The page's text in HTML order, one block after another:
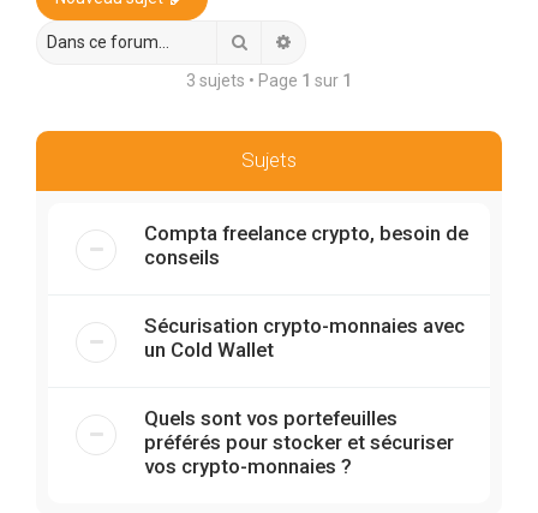
r
Rechercher
3 sujets • Page 1 sur 1
Sujets
Compta freelance crypto, besoin de
conseils
Sécurisation crypto-monnaies avec
un Cold Wallet
Quels sont vos portefeuilles
préférés pour stocker et sécuriser
vos crypto-monnaies ?